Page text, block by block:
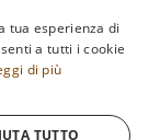
Spezia
tua esperienza di
a tutti i cookie
di più
TUTTO